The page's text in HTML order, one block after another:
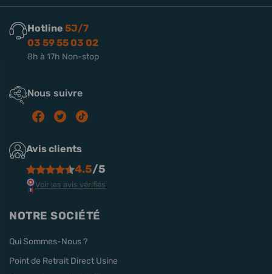
Hotline 5J/7
03 59 55 03 02
8h à 17h Non-stop
Nous suivre
Avis clients
4.5/5
Voir les avis vérifiés
NOTRE SOCIÉTÉ
Qui Sommes-Nous ?
Point de Retrait Direct Usine